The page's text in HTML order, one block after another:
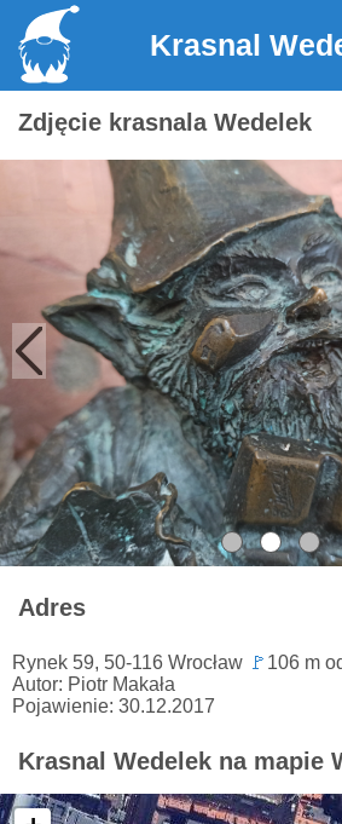
Krasnal
Zdjęcie krasnala Wedelek
Adres
Rynek 59, 50-116 Wrocław 🚩 106 m
Autor: Piotr Makała
Pojawienie: 30.12.2017
Krasnal Wedelek na mapie